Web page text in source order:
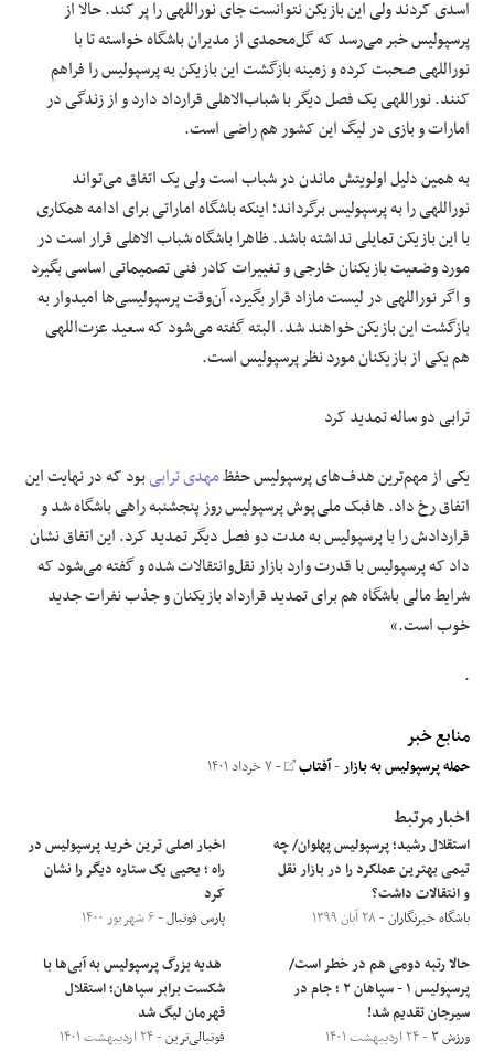
اسدی کردند ولی این بازیکن نتوانست جای نوراللهی را پر کند. حالا از
پرسپولیس خبر می‌رسد که گل‌محمدی از مدیران باشگاه خواسته تا با
نوراللهی صحبت کرده و زمینه بازگشت این بازیکن به پرسپولیس را فراهم
کنند. نوراللهی یک فصل دیگر با شباب‌الاهلی قرارداد دارد و از زندگی در
امارات و بازی در لیگ این کشور هم راضی است.
به همین دلیل اولویتش ماندن در شباب است ولی یک اتفاق می‌تواند
نوراللهی را به پرسپولیس برگرداند؛ اینکه باشگاه اماراتی برای ادامه همکاری
با این بازیکن تمایلی نداشته باشد. ظاهرا باشگاه شباب‌ الاهلی قرار است در
مورد وضعیت بازیکنان خارجی و تغییرات کادر فنی تصمیماتی اساسی بگیرد
و اگر نوراللهی در لیست مازاد قرار بگیرد، آن‌وقت پرسپولیسی‌ها امیدوار به
بازگشت این بازیکن خواهند شد. البته گفته می‌شود که سعید عزت‌اللهی
هم یکی از بازیکنان مورد نظر پرسپولیس است.
ترابی دو ساله تمدید کرد
یکی از مهم‌ترین هدف‌های پرسپولیس حفظمهدی ترابیبود که در نهایت این
اتفاق رخ داد. هافبک ملی‌پوش پرسپولیس روز پنجشنبه راهی باشگاه شد و
قراردادش را با پرسپولیس به‌ مدت دو فصل دیگر تمدید کرد. این اتفاق نشان
داد که پرسپولیس با قدرت وارد بازار نقل‌وانتقالات شده و گفته می‌شود که
شرایط مالی باشگاه هم برای تمدید قرارداد بازیکنان و جذب نفرات جدید
خوب است.»
.
منابع خبر
حمله پرسپولیس به بازار-آفتاب - ۷ خرداد ۱۴۰۱
اخبار مرتبط
استقلال رشید؛ پرسپولیس پهلوان/ چه
تیمی بهترین عملکرد را در بازار نقل
و انتقالات داشت؟
باشگاه خبرنگاران- ۲۸ آبان ۱۳۹۹
حالا رتبه دومی هم در خطر است/
پرسپولیس ۱ - سپاهان ۲ ؛ جام در
سیرجان تقدیم شد!
ورزش ۳ - ۲۴ اردیبهشت ۱۴۰۱
اخبار اصلی ترین خرید پرسپولیس در
راه ؛ یحیی یک ستاره دیگر را نشان
کرد
پارس فوتبال- ۶ شهریور ۱۴۰۰
‌ هدیه بزرگ پرسپولیس به آبی‌ها با
شکست برابر سپاهان؛ استقلال
قهرمان لیگ شد
فوتبالی‌ترین- ۲۴ اردیبهشت ۱۴۰۱